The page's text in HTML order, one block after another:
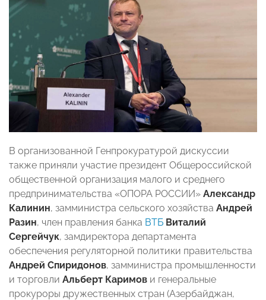
В организованной Генпрокуратурой дискуссии
также приняли участие президент Общероссийской
общественной организация малого и среднего
предпринимательства «ОПОРА РОССИИ» Александр
Калинин, замминистра сельского хозяйства Андрей
Разин, член правления банка ВТБ Виталий
Сергейчук, замдиректора департамента
обеспечения регуляторной политики правительства
Андрей Спиридонов, замминистра промышленности
и торговли Альберт Каримов и генеральные
прокуроры дружественных стран (Азербайджан,